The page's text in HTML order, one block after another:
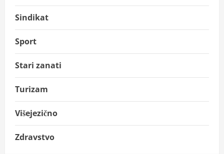
Sindikat
Sport
Stari zanati
Turizam
Višejezično
Zdravstvo